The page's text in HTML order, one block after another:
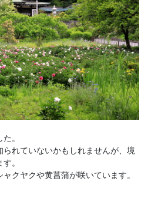
。
れていないかもしれませんが、境
。
クヤクや黄菖蒲が咲いています。